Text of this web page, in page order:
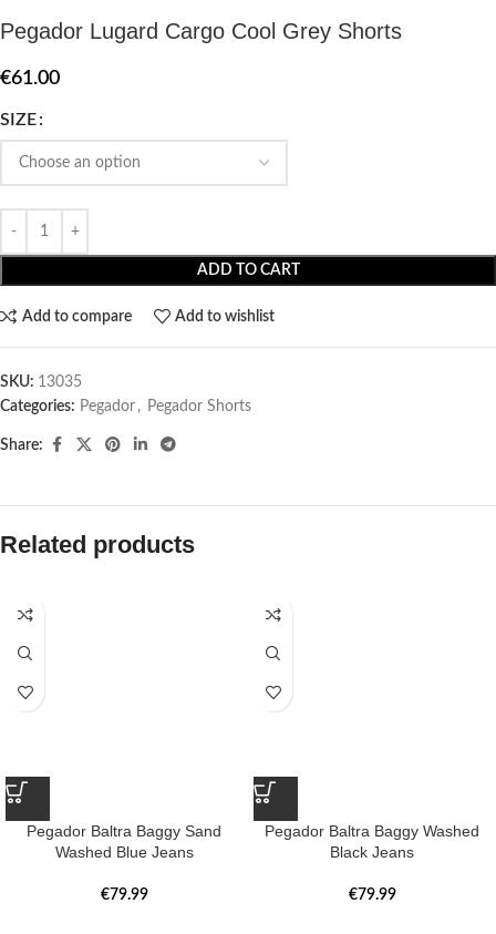
Pegador Lugard Cargo Cool Grey Shorts
€61.00
SIZE
ADD TO CART
Add to compare Add to wishlist
SKU: 13035
Categories: Pegador​ , Pegador Shorts
Share:
Related products
Pegador Baltra Baggy Sand
Washed Blue Jeans
€79.99
Pegador Baltra Baggy Washed
Black Jeans
€79.99